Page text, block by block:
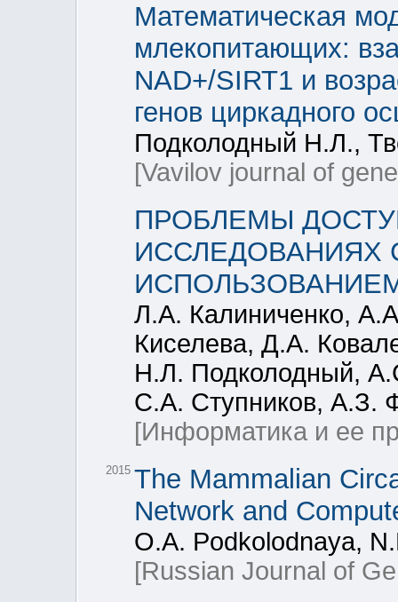
Математическая
млекопитающих:
NAD+/SIRT1 и
генов циркадного
Подколодный Н.Л.,
[Vavilov journal of
ПРОБЛЕМЫ
ИССЛЕДОВАНИЯХ
Л.А. Калиниченко,
Киселева, Д.А.
Н.Л. Подколодный,
С.А. Ступников, А.З.
[Информатика и ее
2015 The Mammalian
Network and
O.A. Podkolodnaya,
[Russian Journal of